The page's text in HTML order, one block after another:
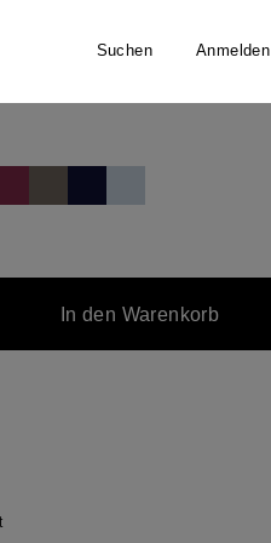
Suchen Anmelden
In den Warenkorb